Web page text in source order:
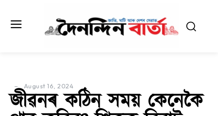
August 16, 2024
জীৱনৰ কঠিন সময় কেনেকৈ